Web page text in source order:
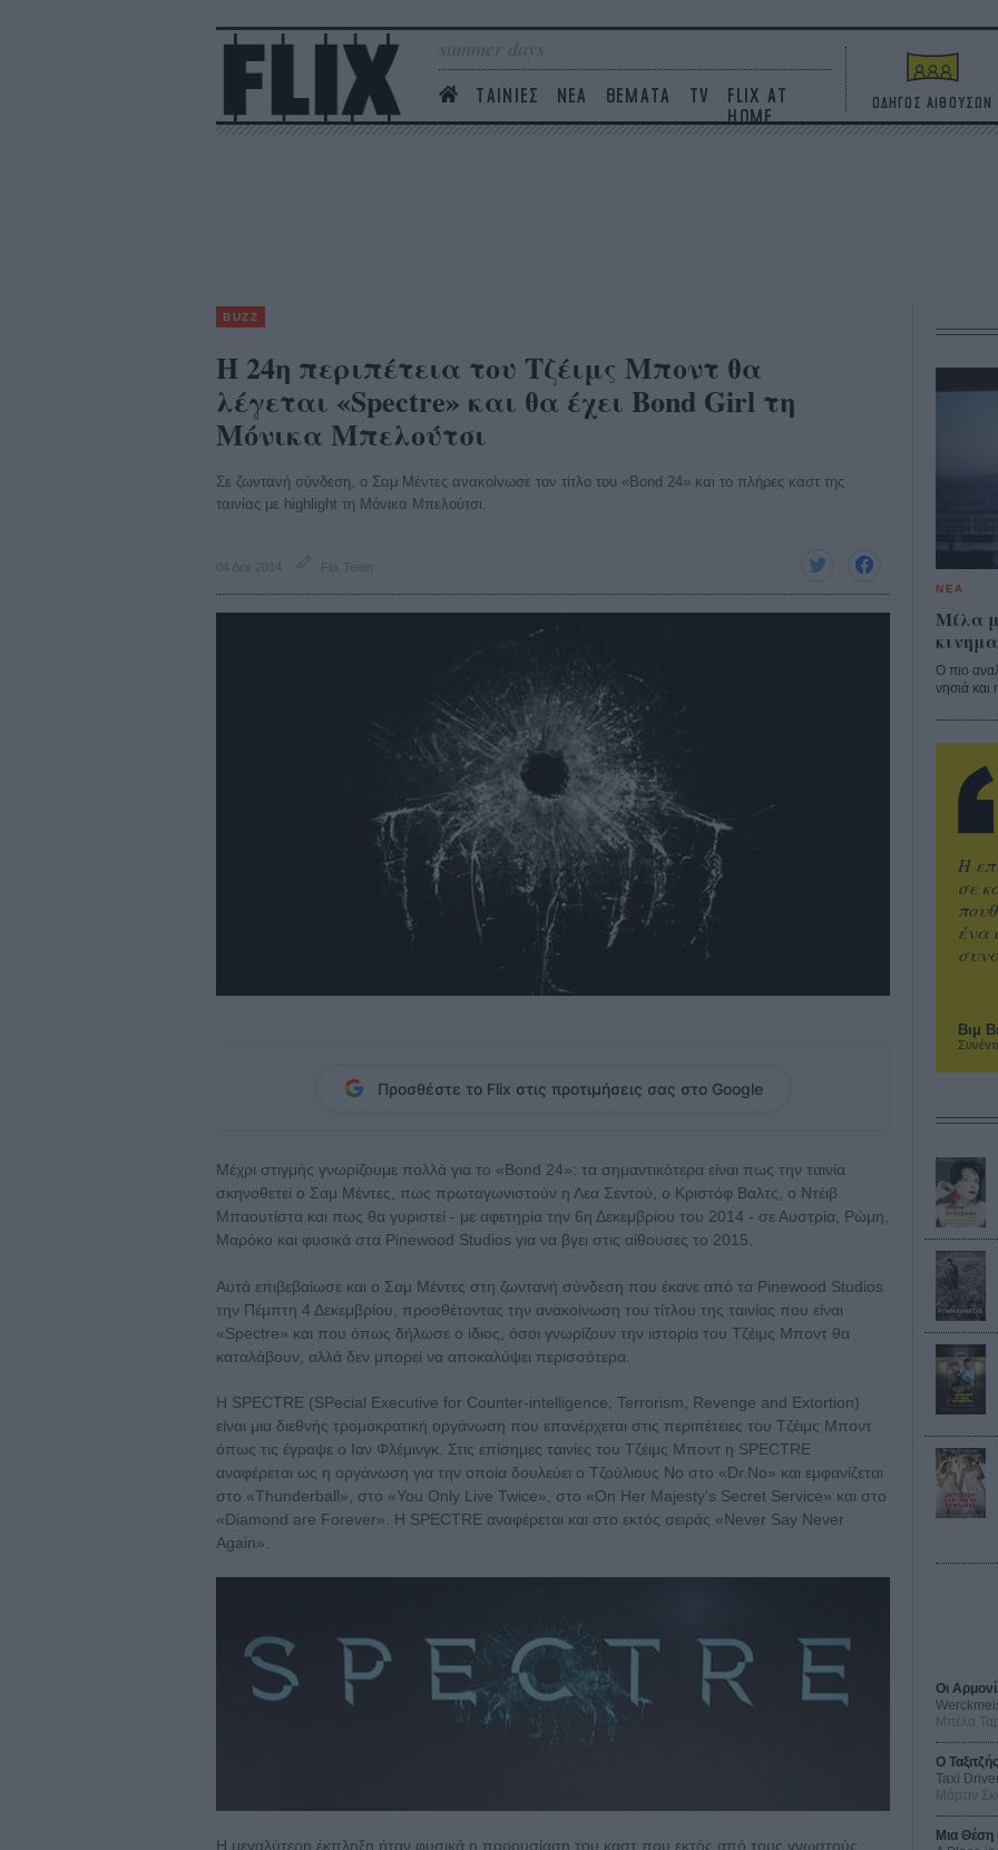
summer days
ΤΑΙΝΙΕΣ ΝΕΑ ΘΕΜΑΤΑ TV
FLIX AT
HOME
ΟΔΗΓΟΣ ΑΙΘΟΥΣΩΝ
BUZZ
Η 24η περιπέτεια του Τζέιμς Μποντ θα
λέγεται «Spectre» και θα έχει Bond Girl τη
Μόνικα Μπελούτσι
Σε ζωντανή σύνδεση, ο Σαμ Μέντες ανακοίνωσε τον τίτλο του «Bond 24» και το πλήρες καστ της
ταινίας με highlight τη Μόνικα Μπελούτσι.
04 Δεκ 2014 Flix Team
Προσθέστε το Flix στις προτιμήσεις σας στο Google
Μέχρι στιγμής γνωρίζουμε πολλά για το «Bond 24»: τα σημαντικότερα είναι πως την ταινία
σκηνοθετεί ο Σαμ Μέντες, πως πρωταγωνιστούν η Λεα Σεντού, ο Κριστόφ Βαλτς, o Ντέιβ
Μπαουτίστα και πως θα γυριστεί - με αφετηρία την 6η Δεκεμβρίου του 2014 - σε Αυστρία, Ρώμη,
Μαρόκο και φυσικά στα Pinewood Studios για να βγει στις αίθουσες το 2015.
Αυτά επιβεβαίωσε και ο Σαμ Μέντες στη ζωντανή σύνδεση που έκανε από τα Pinewood Studios
την Πέμπτη 4 Δεκεμβρίου, προσθέτοντας την ανακοίνωση του τίτλου της ταινίας που είναι
«Spectre» και που όπως δήλωσε ο ίδιος, όσοι γνωρίζουν την ιστορία του Τζέιμς Μποντ θα
καταλάβουν, αλλά δεν μπορεί να αποκαλύψει περισσότερα.
H SPECTRE (SPecial Executive for Counter-intelligence, Terrorism, Revenge and Extortion)
είναι μια διεθνής τρομοκρατική οργάνωση που επανέρχεται στις περιπέτειες του Τζέιμς Μποντ
όπως τις έγραψε ο Ιαν Φλέμινγκ. Στις επίσημες ταινίες του Τζέιμς Μποντ η SPECTRE
αναφέρεται ως η οργάνωση για την οποία δουλεύει ο Τζούλιους Νο στο «Dr.No» και εμφανίζεται
στο «Thunderball», στο «You Only Live Twice», στο «On Her Majesty's Secret Service» και στο
«Diamond are Forever». Η SPECTRE αναφέρεται και στο εκτός σειράς «Never Say Never
Again».
Η μεγαλύτερη έκπληξη ήταν φυσικά η παρουσίαση του καστ που εκτός από τους γνωστούς
ΝΕΑ
Μίλα
Ο πιο
νησιά και
Βιμ
Η
σε
ένα
Οι
Μπέλα
O Ταξιτζής
Taxi
Μάρτιν
Μια Θέση